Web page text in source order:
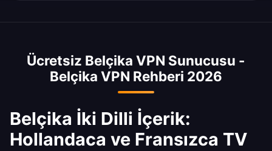
seçebilirsiniz.
internet değişim noktası BNIX'e bağlanır.
Valon (Fransızca) yayın ekosistemleri
Belçika'ya, RTBF Auvio Fransızca konuşulan
Belçika'ya hizmet verir. VPN'imiz her ikisine de
erişim sağlar – Belçika dışında bulunmayan
benzersiz çift dilli içerik.
Ücretsiz Belçika VPN Sunucusu -
Belçika VPN Rehberi 2026
Belçika İki Dilli İçerik:
Hollandaca ve Fransızca TV